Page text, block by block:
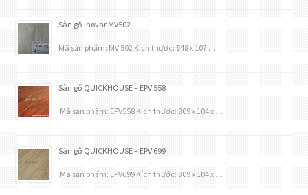
Sàn gỗ inovar MV502
Mã sản phẩm: MV 502 Kích thước: 848 x 107 …
Sàn gỗ QUICKHOUSE – EPV 558
Mã sản phẩm: EPV558 Kích thước: 809 x 104 x …
Sàn gỗ QUICKHOUSE – EPV 699
Mã sản phẩm: EPV699 Kích thước: 809 x 104 x …